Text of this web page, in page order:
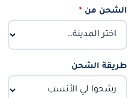
الشحن من *
طريقة الشحن